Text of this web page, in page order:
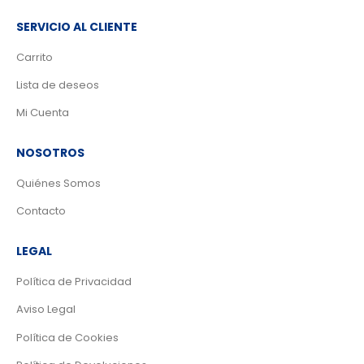
SERVICIO AL CLIENTE
Carrito
Lista de deseos
Mi Cuenta
NOSOTROS
Quiénes Somos
Contacto
LEGAL
Política de Privacidad
Aviso Legal
Política de Cookies